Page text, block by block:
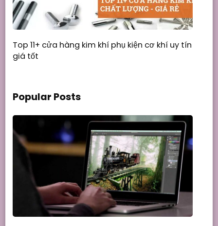
Top 11+ cửa hàng kim khí phụ kiện cơ khí uy tín
giá tốt
Popular Posts